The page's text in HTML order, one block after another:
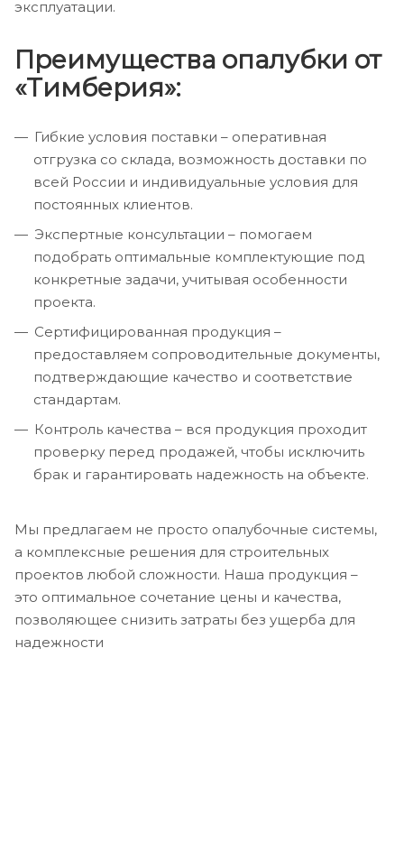
эксплуатации.
Преимущества опалубки от
«Тимберия»:
Гибкие условия поставки – оперативная
отгрузка со склада, возможность доставки по
всей России и индивидуальные условия для
постоянных клиентов.
Экспертные консультации – помогаем
подобрать оптимальные комплектующие под
конкретные задачи, учитывая особенности
проекта.
Сертифицированная продукция –
предоставляем сопроводительные документы,
подтверждающие качество и соответствие
стандартам.
Контроль качества – вся продукция проходит
проверку перед продажей, чтобы исключить
брак и гарантировать надежность на объекте.
Мы предлагаем не просто опалубочные системы,
а комплексные решения для строительных
проектов любой сложности. Наша продукция –
это оптимальное сочетание цены и качества,
позволяющее снизить затраты без ущерба для
надежности